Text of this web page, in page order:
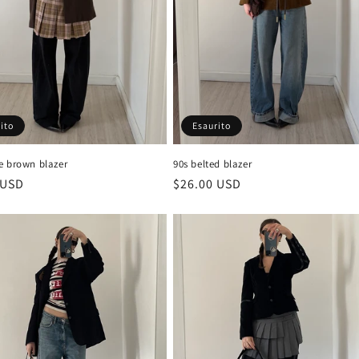
brown blazer
Esaurito
90s belted blazer
Prezzo
$26.00 USD